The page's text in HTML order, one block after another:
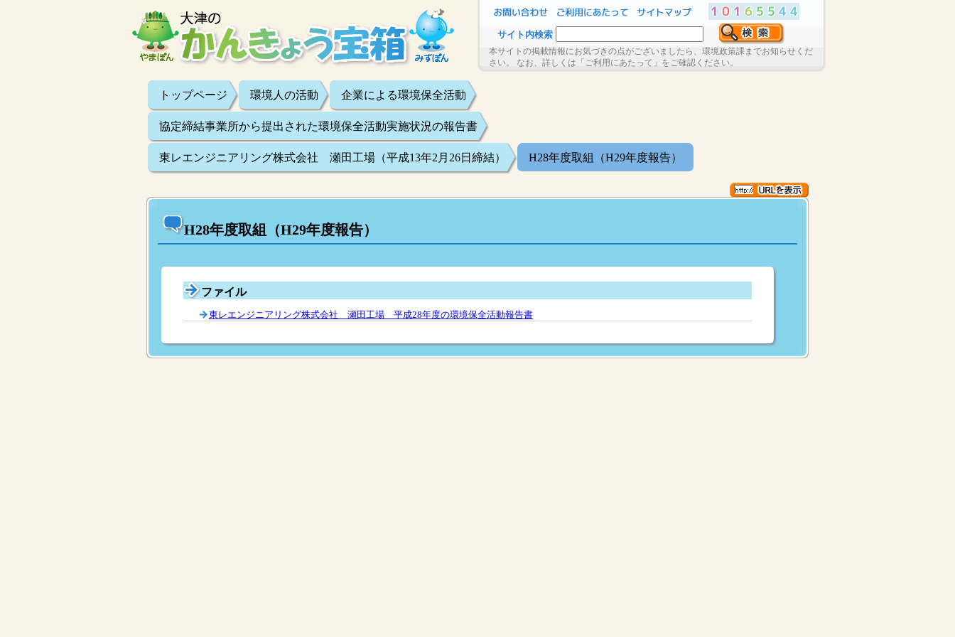
サイト内検索
本サイトの掲載情報にお気づきの点がございましたら、環境政策課までお知らせくだ
さい。 なお、詳しくは「ご利用にあたって」をご確認ください。
トップページ 環境人の活動 企業による環境保全活動
協定締結事業所から提出された環境保全活動実施状況の報告書
東レエンジニアリング株式会社 瀬田工場（平成13年2月26日締結） H28年度取組（H29年度報告）
H28年度取組（H29年度報告）
ファイル
東レエンジニアリング株式会社 瀬田工場 平成28年度の環境保全活動報告書